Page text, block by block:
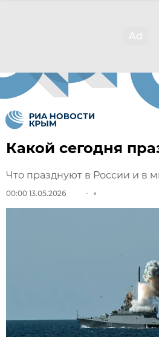
Какой сегодня
Что празднуют в России и в
00:00 13.05.2026